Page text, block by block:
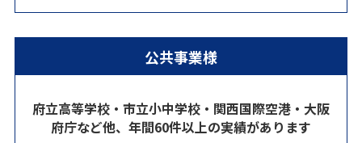
公共事業様
府立高等学校・市立小中学校・関西国際空港・大阪
府庁など他、年間60件以上の実績があります